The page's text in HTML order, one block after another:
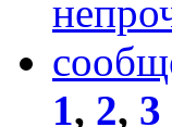
1, 2, 3